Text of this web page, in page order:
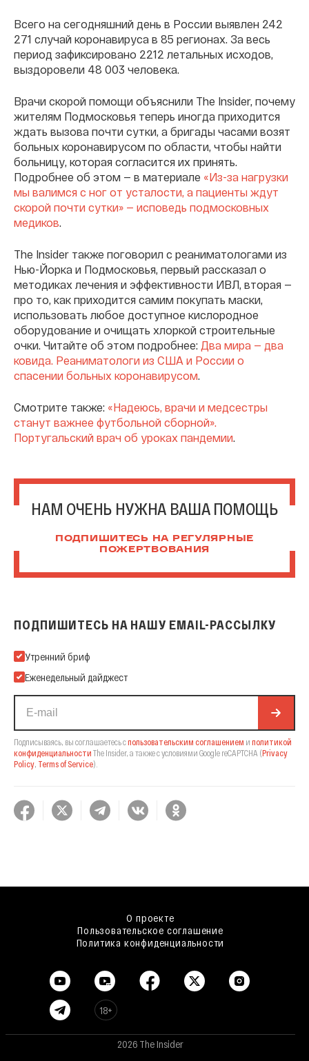
Всего на сегодняшний день в России выявлен 242
271 случай коронавируса в 85 регионах. За весь
период зафиксировано 2212 летальных исходов,
выздоровели 48 003 человека.
Врачи скорой помощи объяснили The Insider, почему
жителям Подмосковья теперь иногда приходится
ждать вызова почти сутки, а бригады часами возят
больных коронавирусом по области, чтобы найти
больницу, которая согласится их принять.
Подробнее об этом — в материале «Из-за нагрузки
мы валимся с ног от усталости, а пациенты ждут
скорой почти сутки» — исповедь подмосковных
медиков.
The Insider также поговорил с реаниматологами из
Нью-Йорка и Подмосковья, первый рассказал о
методиках лечения и эффективности ИВЛ, вторая —
про то, как приходится самим покупать маски,
использовать любое доступное кислородное
оборудование и очищать хлоркой строительные
очки. Читайте об этом подробнее: Два мира — два
ковида. Реаниматологи из США и России о
спасении больных коронавирусом.
Смотрите также: «Надеюсь, врачи и медсестры
станут важнее футбольной сборной».
Португальский врач об уроках пандемии.
НАМ ОЧЕНЬ НУЖНА ВАША ПОМОЩЬ
ПОДПИШИТЕСЬ НА РЕГУЛЯРНЫЕ
ПОЖЕРТВОВАНИЯ
ПОДПИШИТЕСЬ НА НАШУ EMAIL-РАССЫЛКУ
Подпишитесь на нашу Email-рассылку
Утренний бриф
Еженедельный дайджест
Подписываясь, вы соглашаетесь спользовательским соглашением и политикой
конфиденциальности The Insider, а также с условиями Google reCAPTCHA (Privacy
Policy, Terms of Service).
О проекте
Пользовательское соглашение
Политика конфиденциальности
18+
2026 The Insider